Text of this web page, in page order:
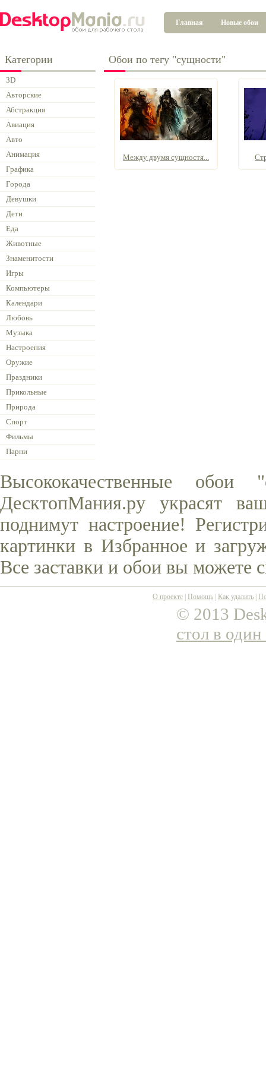
Главная Новые обои
Категории
3D
Авторские
Абстракция
Авиация
Авто
Анимация
Графика
Города
Девушки
Дети
Еда
Животные
Знаменитости
Игры
Компьютеры
Календари
Любовь
Музыка
Настроения
Оружие
Праздники
Прикольные
Природа
Спорт
Фильмы
Парни
Обои по тегу "сущности"
Между двумя сущностя...
Высококачественные
ДесктопМания.ру украсят
поднимут настроение!
картинки в Избранное и
Все заставки и обои вы можете
О проекте Помощь Как удалить
© 2013
стол в